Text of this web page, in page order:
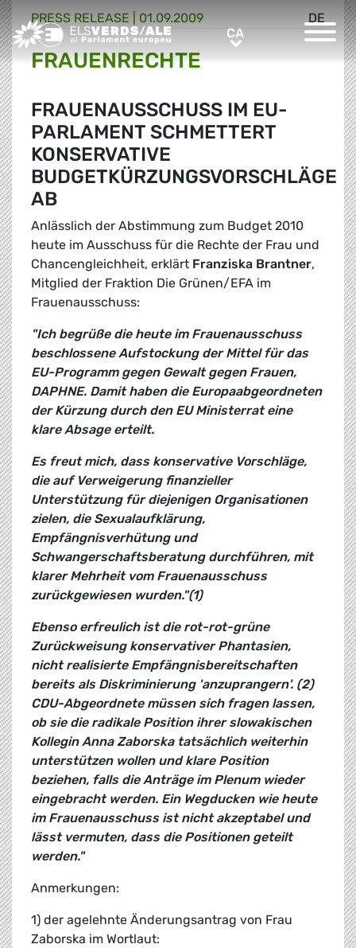
Greens/EFA Home CACA
DE
PRESS RELEASE | 01.09.2009
FRAUENRECHTE
FRAUENAUSSCHUSS IM EU-
PARLAMENT SCHMETTERT
KONSERVATIVE
BUDGETKÜRZUNGSVORSCHLÄGE
AB
Anlässlich der Abstimmung zum Budget 2010
heute im Ausschuss für die Rechte der Frau und
Chancengleichheit, erklärt Franziska Brantner,
Mitglied der Fraktion Die Grünen/EFA im
Frauenausschuss:
"Ich begrüße die heute im Frauenausschuss
beschlossene Aufstockung der Mittel für das
EU-Programm gegen Gewalt gegen Frauen,
DAPHNE. Damit haben die Europaabgeordneten
der Kürzung durch den EU Ministerrat eine
klare Absage erteilt.
Es freut mich, dass konservative Vorschläge,
die auf Verweigerung finanzieller
Unterstützung für diejenigen Organisationen
zielen, die Sexualaufklärung,
Empfängnisverhütung und
Schwangerschaftsberatung durchführen, mit
klarer Mehrheit vom Frauenausschuss
zurückgewiesen wurden."(1)
Ebenso erfreulich ist die rot-rot-grüne
Zurückweisung konservativer Phantasien,
nicht realisierte Empfängnisbereitschaften
bereits als Diskriminierung 'anzuprangern'. (2)
CDU-Abgeordnete müssen sich fragen lassen,
ob sie die radikale Position ihrer slowakischen
Kollegin Anna Zaborska tatsächlich weiterhin
unterstützen wollen und klare Position
beziehen, falls die Anträge im Plenum wieder
eingebracht werden. Ein Wegducken wie heute
im Frauenausschuss ist nicht akzeptabel und
lässt vermuten, dass die Positionen geteilt
werden."
Anmerkungen:
1) der agelehnte Änderungsantrag von Frau
Zaborska im Wortlaut: